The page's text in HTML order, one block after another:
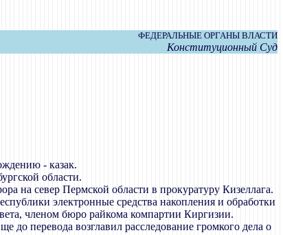
ФЕДЕРАЛЬНЫЕ ОРГАНЫ ВЛАСТИ
Конституционный Суд
- казак.
области.
на север Пермской области в прокуратуру Кизеллага.
электронные средства накопления и обработки
членом бюро райкома компартии Киргизии.
перевода возглавил расследование громкого дела о